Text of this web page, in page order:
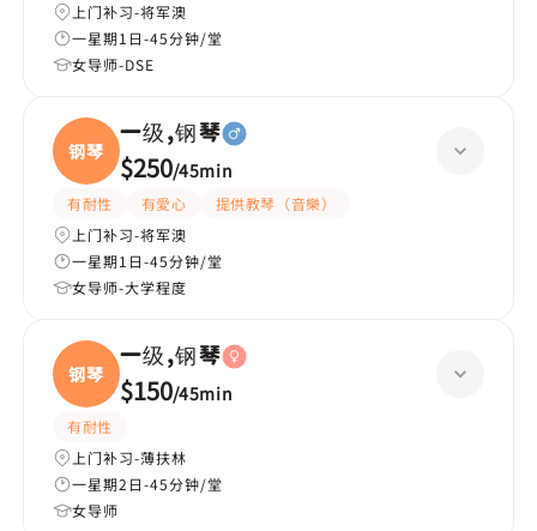
上门补习-将军澳
一星期1日-45分钟/堂
女导师-DSE
钢琴
一级,钢琴
$250/45min
有耐性 有愛心
提供教琴（音樂）
上门补习-将军澳
一星期1日-45分钟/堂
女导师-大学程度
钢琴
一级,钢琴
$150/45min
有耐性
上门补习-薄扶林
一星期2日-45分钟/堂
女导师